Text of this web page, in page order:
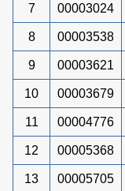
7 00003024
8 00003538
9 00003621
10 00003679
11 00004776
12 00005368
13 00005705